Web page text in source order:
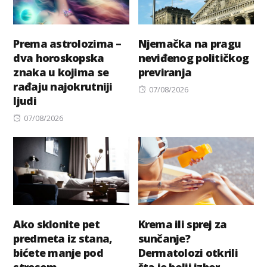
Prema astrolozima –
dva horoskopska
znaka u kojima se
rađaju najokrutniji
ljudi
Posted
07/08/2026
Njemačka na pragu
neviđenog političkog
previranja
Posted
07/08/2026
Ako sklonite pet
predmeta iz stana,
bićete manje pod
Krema ili sprej za
sunčanje?
Dermatolozi otkrili